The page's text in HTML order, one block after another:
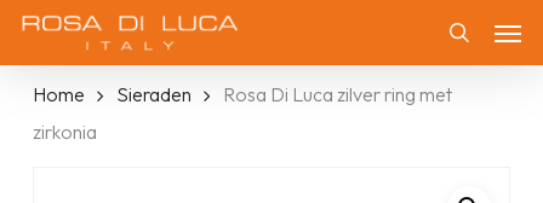
Skip
content
Home Sieraden
Rosa Di Luca zilver ring met
zirkonia